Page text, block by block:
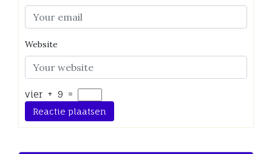
Website
vier + 9 =